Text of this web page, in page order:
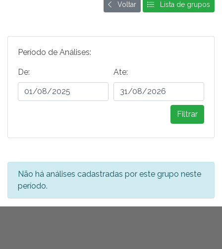
Voltar Lista de grupos
Período de Análises:
De: Ate:
Filtrar
Não há análises cadastradas por este grupo neste
período.